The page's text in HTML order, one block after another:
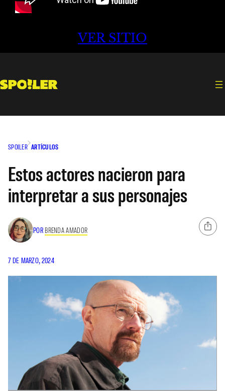
VER SITIO
SPOILER ARTÍCULOS
Estos actores nacieron para
interpretar a sus personajes
POR BRENDA AMADOR
7 DE MARZO, 2024